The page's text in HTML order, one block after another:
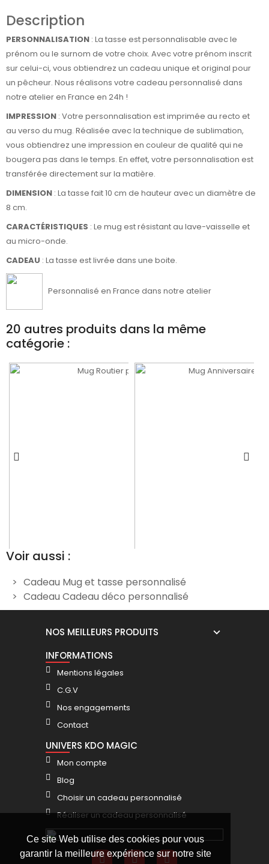
Ce site Web utilise des cookies pour vous
garantir la meilleure expérience sur notre site
Description
PERSONNALISATION : La tasse est personnalisable avec le
prénom ou le surnom de votre choix. Avec votre prénom inscrit
sur celui-ci, vous obtiendrez un cadeau unique et original pour
un pêcheur. Nous réalisons votre cadeau personnalisé dans
notre atelier en France en 24h !
IMPRESSION : Votre personnalisation est imprimée au recto et
au verso du mug. Réalisée avec la technique de sublimation,
vous obtiendrez une impression en couleur de qualité qui ne
bougera pas dans le temps. En effet, votre personnalisation est
transférée directement sur la matière.
DIMENSION : La tasse fait 10 cm de hauteur avec un diamètre de
8 cm.
CARACTÉRISTIQUES : Le mug est résistant au lave-vaisselle et
au micro-onde.
CADEAU : La tasse est livrée dans une boite.
Personnalisé en France dans notre atelier
20 autres produits dans la même
catégorie :
Mug Routier personnalisé
Mug Anniversaire 20 ans
Voir aussi :
Cadeau Mug et tasse personnalisé
Cadeau Cadeau déco personnalisé
NOS MEILLEURS PRODUITS
INFORMATIONS
Mentions légales
C.G.V
Nos engagements
Contact
UNIVERS KDO MAGIC
Mon compte
Blog
Choisir un cadeau personnalisé
Réaliser un cadeau personnalisé